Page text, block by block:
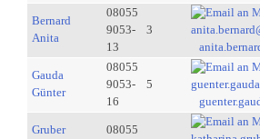
Bernard
Anita
08055
9053-
13
3
Gauda
Günter
08055
9053-
16
5
Gruber
08055